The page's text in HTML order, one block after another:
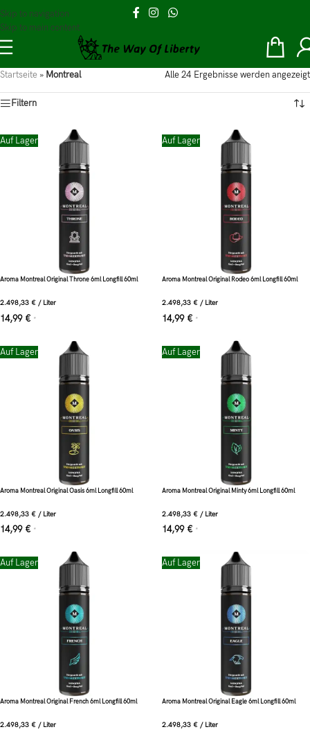
Skip to navigation
Skip to main content
Startseite » Montreal Alle 24 Ergebnisse werden angezeigt
Filtern
Auf Lager
Aroma Montreal Original Throne 6ml Longfill 60ml
2.498,33 € / Liter
14,99 € *
Auf Lager
Aroma Montreal Original Rodeo 6ml Longfill 60ml
2.498,33 € / Liter
14,99 € *
Auf Lager
Aroma Montreal Original Oasis 6ml Longfill 60ml
2.498,33 € / Liter
14,99 € *
Auf Lager
Aroma Montreal Original Minty 6ml Longfill 60ml
2.498,33 € / Liter
14,99 € *
Auf Lager
Aroma Montreal Original French 6ml Longfill 60ml
2.498,33 € / Liter
Auf Lager
Aroma Montreal Original Eagle 6ml Longfill 60ml
2.498,33 € / Liter